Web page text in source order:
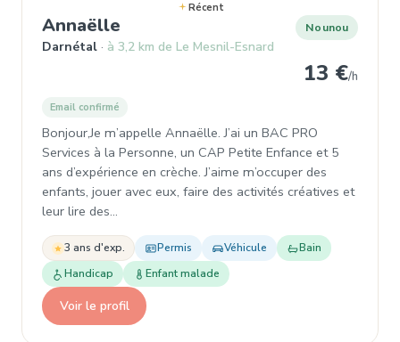
Récent
Annaëlle
Darnétal à 3,2 km de Le Mesnil-Esnard
Nounou
13 €/h
Email confirmé
Bonjour,Je m’appelle Annaëlle. J’ai un BAC PRO
Services à la Personne, un CAP Petite Enfance et 5
ans d’expérience en crèche. J’aime m’occuper des
enfants, jouer avec eux, faire des activités créatives et
leur lire des…
3 ans d'exp. Permis Véhicule
Bain
Handicap
Enfant malade
Voir le profil